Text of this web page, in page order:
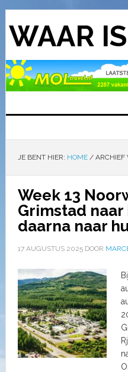
WAAR
JE BENT HIER: HOME /ARCHIEF
Week 13
Grimstad naar
daarna naar
17 AUGUSTUS 2025DOOR